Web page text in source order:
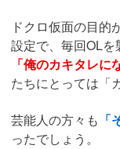
ドクロ仮面の目的
設定で、毎回OL
「俺のカキタレに
たちにとっては「
芸能人の方々も
ったでしょう。